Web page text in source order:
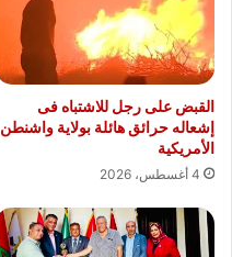
القبض على رجل للاشتباه فى
إشعاله حرائق هائلة بولاية واشنطن
الأمريكية
4 أغسطس، 2026